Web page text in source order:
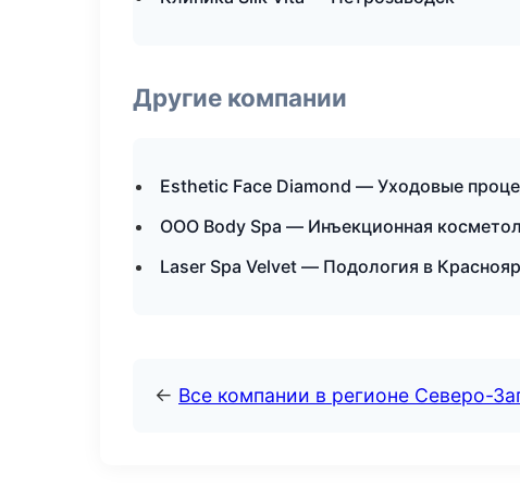
Другие компании
Esthetic Face Diamond — Уходовые
ООО Body Spa — Инъекционная
Laser Spa Velvet — Подология в
← Все компании в регионе Северо-